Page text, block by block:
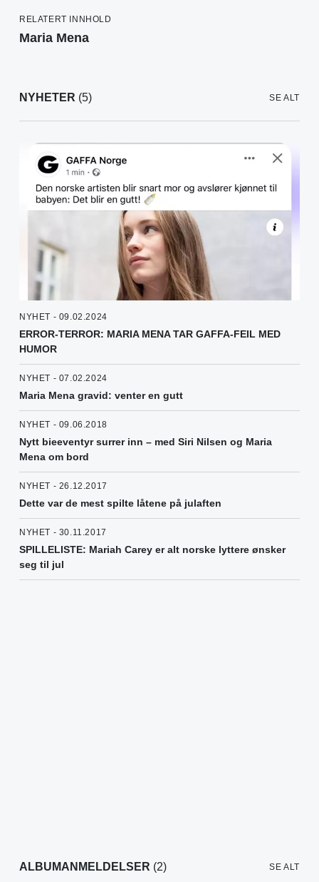
RELATERT INNHOLD
Maria Mena
NYHETER (5) SE ALT
NYHET - 09.02.2024
ERROR-TERROR: MARIA MENA TAR GAFFA-FEIL MED
HUMOR
NYHET - 07.02.2024
Maria Mena gravid: venter en gutt
NYHET - 09.06.2018
Nytt bieeventyr surrer inn – med Siri Nilsen og Maria
Mena om bord
NYHET - 26.12.2017
Dette var de mest spilte låtene på julaften
NYHET - 30.11.2017
SPILLELISTE: Mariah Carey er alt norske lyttere ønsker
seg til jul
ALBUMANMELDELSER (2) SE ALT